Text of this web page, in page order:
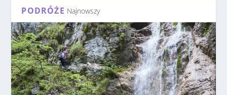
PODRÓŻE Najnowszy